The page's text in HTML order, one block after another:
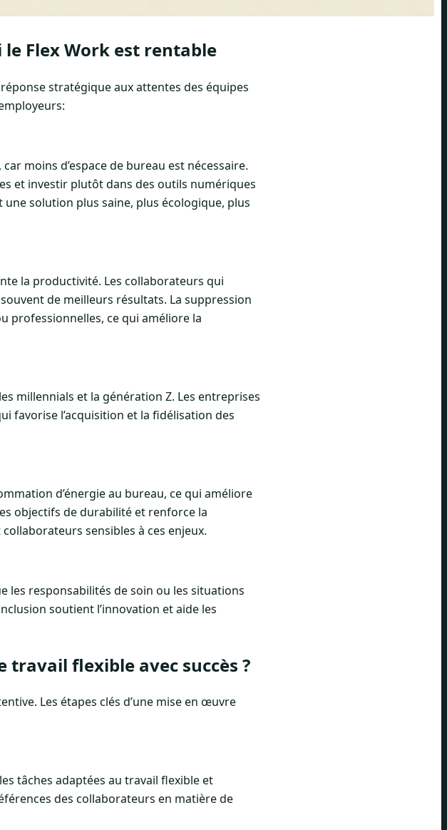
Flex Work est rentable
stratégique aux attentes des équipes
moins d’espace de bureau est nécessaire.
et investir plutôt dans des outils numériques
une solution plus saine, plus écologique, plus
la productivité. Les collaborateurs qui
de meilleurs résultats. La suppression
professionnelles, ce qui améliore la
millennials et la génération Z. Les entreprises
favorise l’acquisition et la fidélisation des
d’énergie au bureau, ce qui améliore
objectifs de durabilité et renforce la
sensibles à ces enjeux.
les responsabilités de soin ou les situations
soutient l’innovation et aide les
flexible avec succès ?
Les étapes clés d’une mise en œuvre
tâches adaptées au travail flexible et
des collaborateurs en matière de